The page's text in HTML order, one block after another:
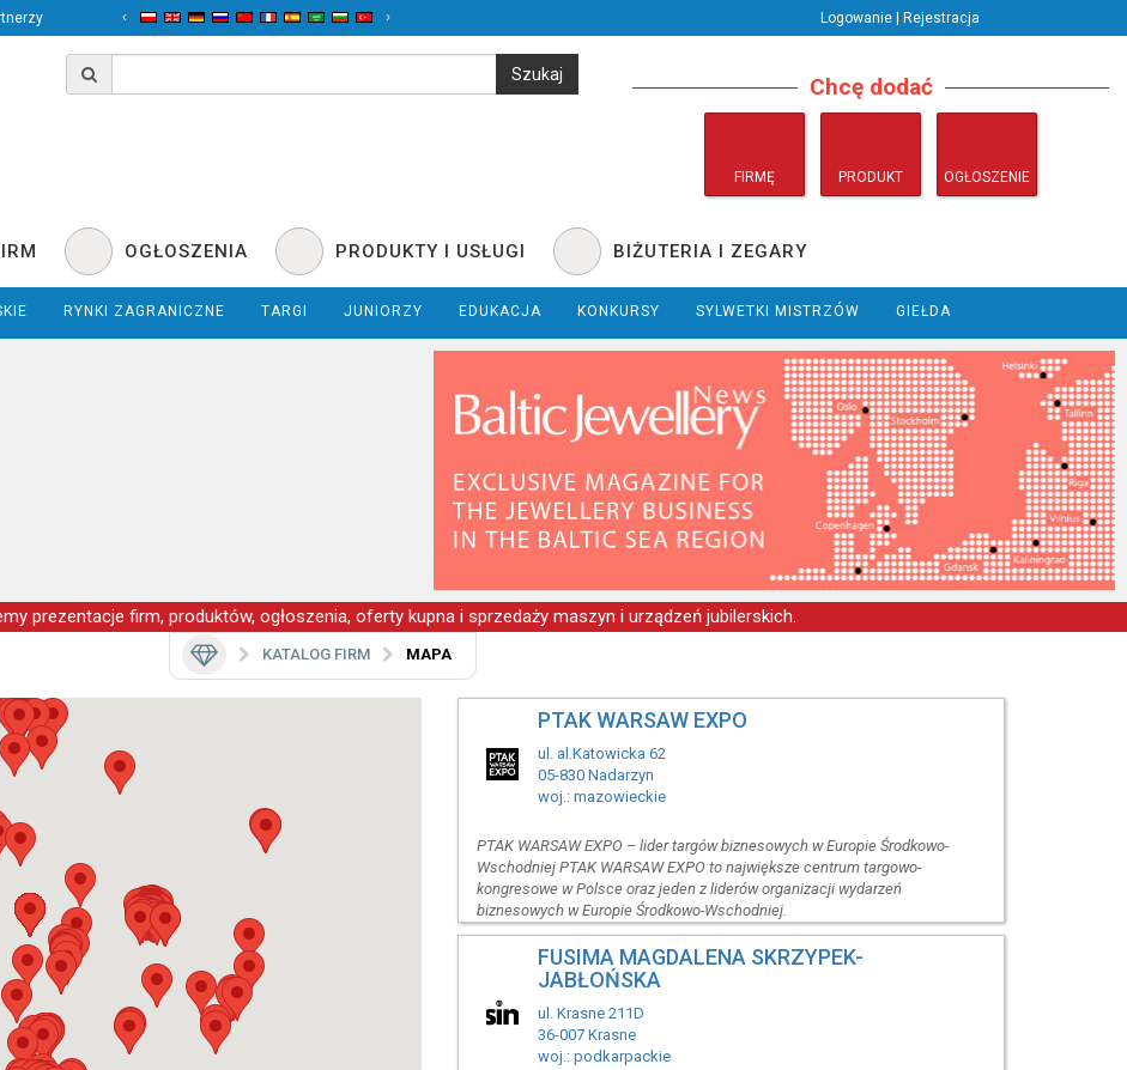
‹ › Logowanie | Rejestracja
Chcę dodać
FIRMĘ PRODUKT OGŁOSZENIE
OGŁOSZENIA PRODUKTY I USŁUGI BIŻUTERIA I ZEGARY
RYNKI ZAGRANICZNE TARGI JUNIORZY EDUKACJA KONKURSY SYLWETKI MISTRZÓW GIEŁDA
prezentacje firm, produktów, ogłoszenia, oferty kupna i sprzedaży maszyn i urządzeń jubilerskich.
KATALOG FIRM MAPA
PTAK WARSAW EXPO
ul. al.Katowicka 62
05-830 Nadarzyn
woj.: mazowieckie
PTAK WARSAW EXPO – lider targów biznesowych w Europie Środkowo-
Wschodniej PTAK WARSAW EXPO to największe centrum targowo-
kongresowe w Polsce oraz jeden z liderów organizacji wydarzeń
biznesowych w Europie Środkowo-Wschodniej.
FUSIMA MAGDALENA SKRZYPEK-
JABŁOŃSKA
ul. Krasne 211D
36-007 Krasne
woj.: podkarpackie